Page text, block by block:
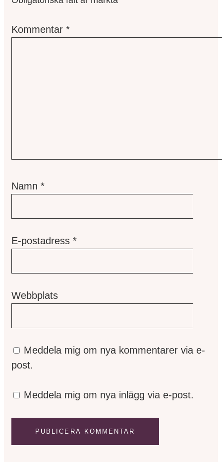
Kommentar *
Namn *
E-postadress *
Webbplats
Meddela mig om nya kommentarer via e-
post.
Meddela mig om nya inlägg via e-post.